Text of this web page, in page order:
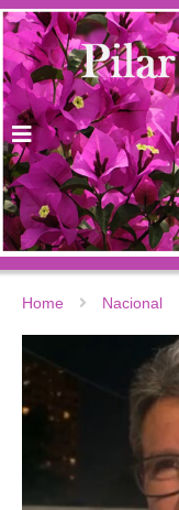
Home Nacional